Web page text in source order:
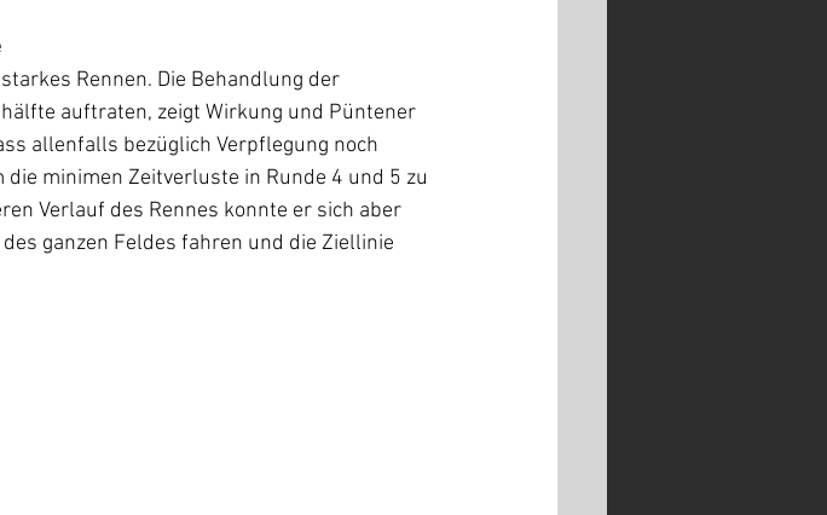
Rennen. Die Behandlung der
auftraten, zeigt Wirkung und Püntener
allenfalls bezüglich Verpflegung noch
minimen Zeitverluste in Runde 4 und 5 zu
Verlauf des Rennes konnte er sich aber
ganzen Feldes fahren und die Ziellinie